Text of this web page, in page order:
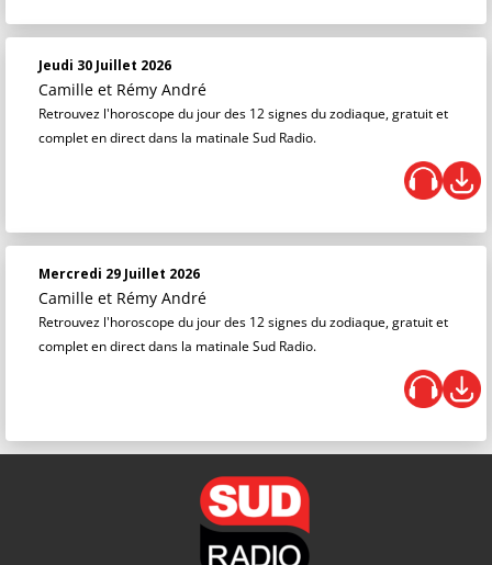
Jeudi 30 Juillet 2026
Camille et Rémy André
Retrouvez l'horoscope du jour des 12 signes du zodiaque, gratuit et
complet en direct dans la matinale Sud Radio.
Mercredi 29 Juillet 2026
Camille et Rémy André
Retrouvez l'horoscope du jour des 12 signes du zodiaque, gratuit et
complet en direct dans la matinale Sud Radio.